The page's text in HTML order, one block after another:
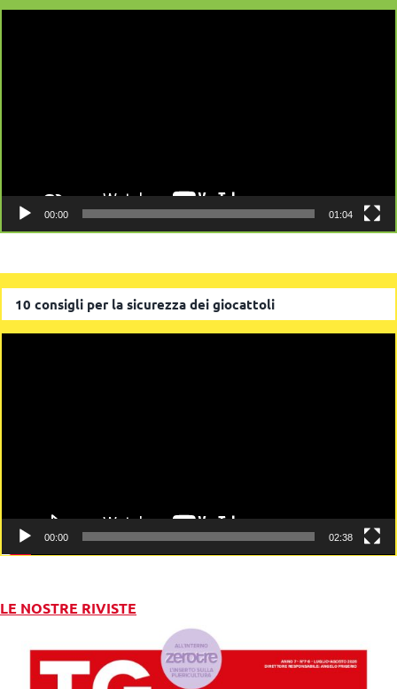
00:00 01:04
10 consigli per la sicurezza dei giocattoli
00:00 02:38
LE NOSTRE RIVISTE